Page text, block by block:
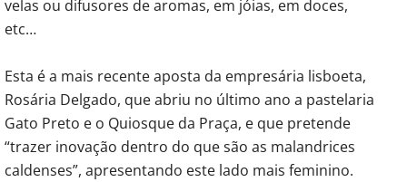
velas ou difusores de aromas, em jóias, em doces,
etc…
Esta é a mais recente aposta da empresária lisboeta,
Rosária Delgado, que abriu no último ano a pastelaria
Gato Preto e o Quiosque da Praça, e que pretende
“trazer inovação dentro do que são as malandrices
caldenses”, apresentando este lado mais feminino.